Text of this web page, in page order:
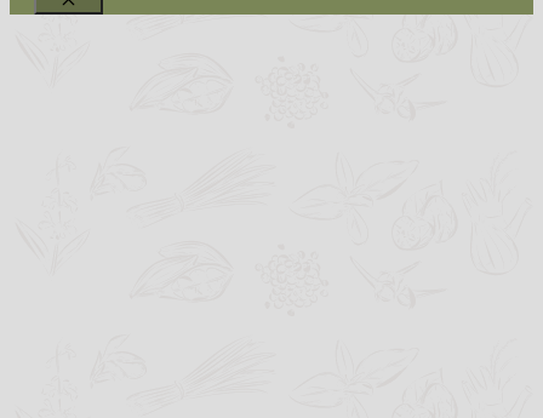
Schließen